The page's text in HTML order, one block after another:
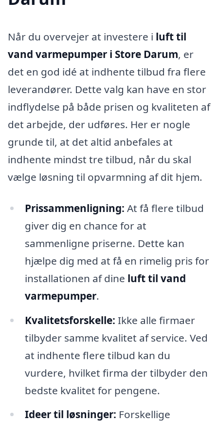
Når du overvejer at investere i luft til
vand varmepumper i Store Darum, er
det en god idé at indhente tilbud fra flere
leverandører. Dette valg kan have en stor
indflydelse på både prisen og kvaliteten af
det arbejde, der udføres. Her er nogle
grunde til, at det altid anbefales at
indhente mindst tre tilbud, når du skal
vælge løsning til opvarmning af dit hjem.
Prissammenligning: At få flere tilbud
giver dig en chance for at
sammenligne priserne. Dette kan
hjælpe dig med at få en rimelig pris for
installationen af dine luft til vand
varmepumper.
Kvalitetsforskelle: Ikke alle firmaer
tilbyder samme kvalitet af service. Ved
at indhente flere tilbud kan du
vurdere, hvilket firma der tilbyder den
bedste kvalitet for pengene.
Ideer til løsninger: Forskellige